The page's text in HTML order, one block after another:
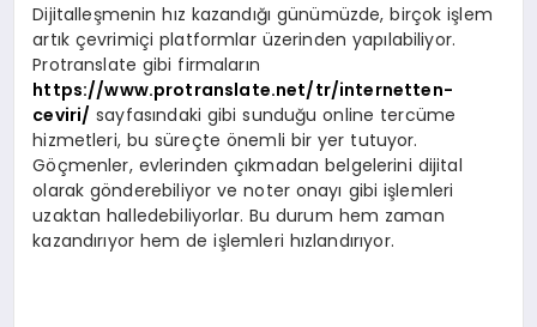
Dijitalleşmenin hız kazandığı günümüzde, birçok işlem
artık çevrimiçi platformlar üzerinden yapılabiliyor.
Protranslate gibi firmaların
https://www.protranslate.net/tr/internetten-
ceviri/ sayfasındaki gibi sunduğu online tercüme
hizmetleri, bu süreçte önemli bir yer tutuyor.
Göçmenler, evlerinden çıkmadan belgelerini dijital
olarak gönderebiliyor ve noter onayı gibi işlemleri
uzaktan halledebiliyorlar. Bu durum hem zaman
kazandırıyor hem de işlemleri hızlandırıyor.